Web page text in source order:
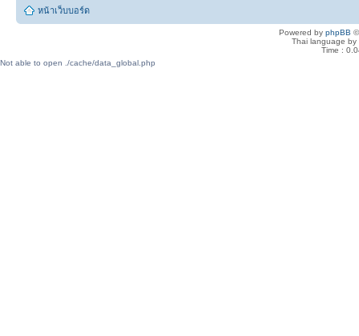
หน้าเว็บบอร์ด
Powered by phpBB
Thai language by
Time :
Not able to open ./cache/data_global.php